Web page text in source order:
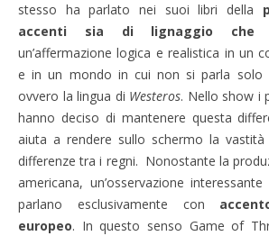
stesso ha parlato nei suoi libri della
accenti sia di lignaggio che
un’affermazione logica e realistica in un
e in un mondo in cui non si parla solo
ovvero la lingua di Westeros. Nello show i
hanno deciso di mantenere questa
aiuta a rendere sullo schermo la
differenze tra i regni. Nonostante la
americana, un’osservazione
parlano esclusivamente con
europeo. In questo senso Game of